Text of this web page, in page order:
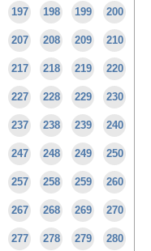
197 198 199 200
207 208 209 210
217 218 219 220
227 228 229 230
237 238 239 240
247 248 249 250
257 258 259 260
267 268 269 270
277 278 279 280